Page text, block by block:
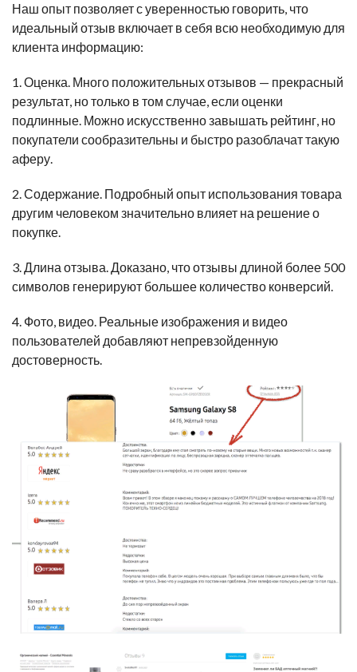
Наш опыт позволяет с уверенностью говорить, что
идеальный отзыв включает в себя всю необходимую для
клиента информацию:
1. Оценка. Много положительных отзывов — прекрасный
результат, но только в том случае, если оценки
подлинные. Можно искусственно завышать рейтинг, но
покупатели сообразительны и быстро разоблачат такую
аферу.
2. Содержание. Подробный опыт использования товара
другим человеком значительно влияет на решение о
покупке.
3. Длина отзыва. Доказано, что отзывы длиной более 500
символов генерируют большее количество конверсий.
4. Фото, видео. Реальные изображения и видео
пользователей добавляют непревзойденную
достоверность.